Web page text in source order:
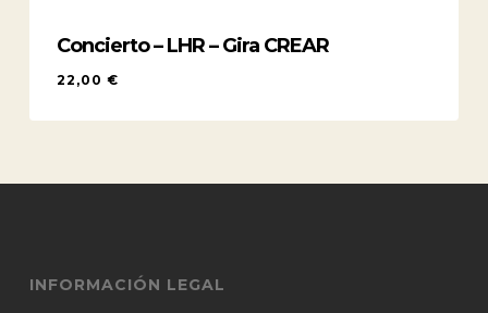
Concierto – LHR – Gira CREAR
22,00 €
INFORMACIÓN LEGAL